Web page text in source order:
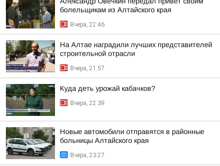
болельщикам из Алтайского края
Вчера, 22:46
На Алтае наградили лучших представителей
строительной отрасли
Вчера, 21:57
Куда деть урожай кабачков?
Вчера, 22:39
Новые автомобили отправятся в районные
больницы Алтайского края
Вчера, 23:27